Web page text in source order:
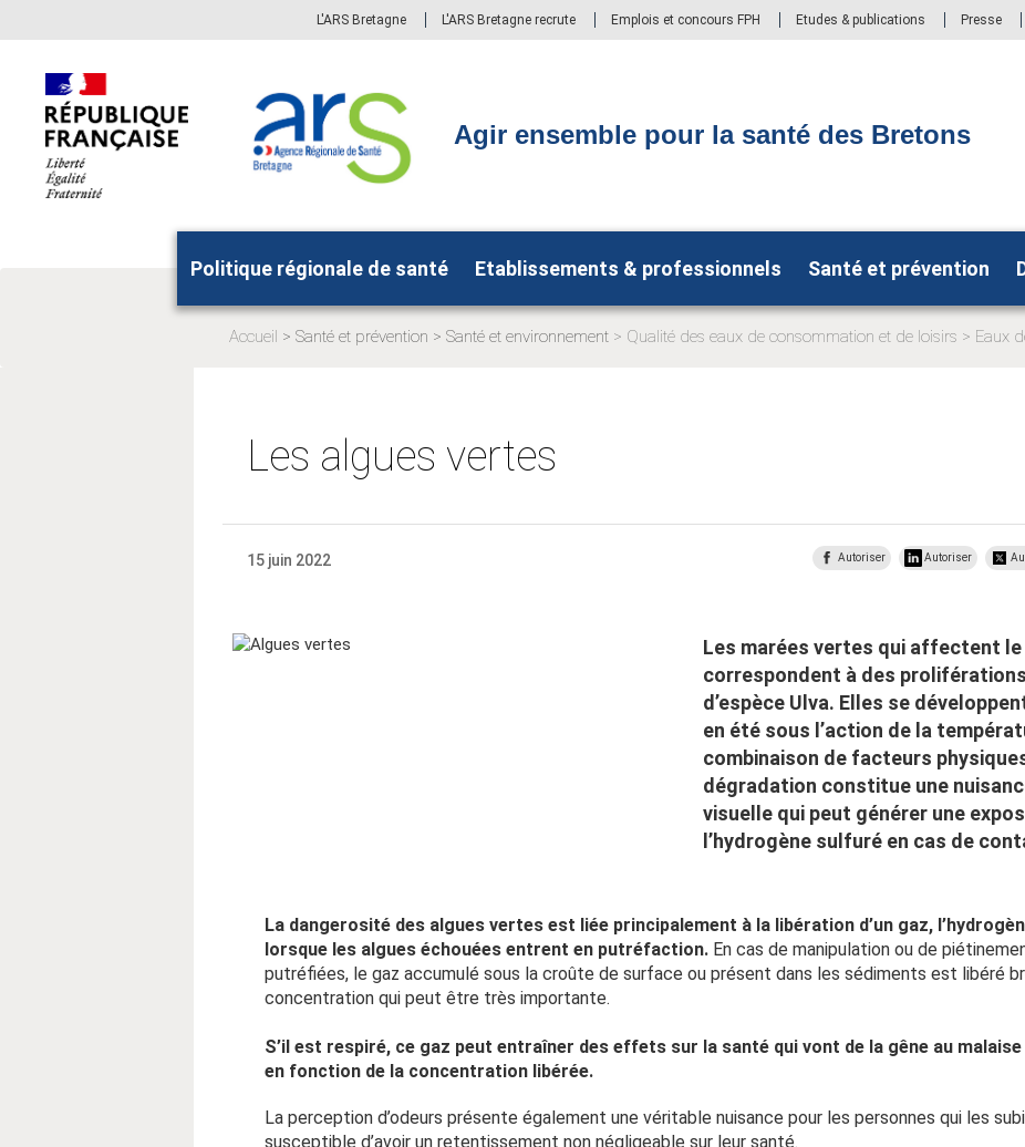
principal,
L'ARS Bretagne L'ARS Bretagne recrute Emplois et concours FPH Etudes & publications Presse
Agir ensemble pour la santé des Bretons
Politique régionale de santé Etablissements & professionnels Santé et prévention
Accueil
Santé et prévention
Santé et environnement Qualité des eaux de consommation et de loisirs
Eaux
Les algues vertes
15 juin 2022 Autoriser Autoriser
Les marées vertes qui affectent
correspondent à des proliférations
d’espèce Ulva. Elles se
en été sous l’action de la
combinaison de facteurs
dégradation constitue une
visuelle qui peut générer une
l’hydrogène sulfuré en cas de
La dangerosité des algues vertes est liée principalement à la libération d’un gaz,
lorsque les algues échouées entrent en putréfaction. En cas de manipulation ou de
putréfiées, le gaz accumulé sous la croûte de surface ou présent dans les sédiments est libéré
concentration qui peut être très importante.
S’il est respiré, ce gaz peut entraîner des effets sur la santé qui vont de la gêne au
en fonction de la concentration libérée.
La perception d’odeurs présente également une véritable nuisance pour les personnes qui les
susceptible d’avoir un retentissement non négligeable sur leur santé.